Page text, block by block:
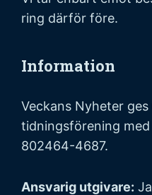
ring därför före.
Information
Veckans Nyheter
tidningsförening
802464-4687.
Ansvarig utgivare: